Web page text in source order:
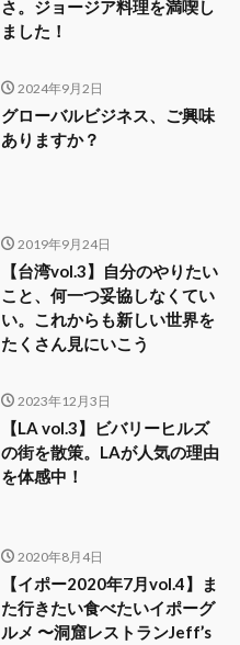
さ。ジョージア料理を満喫し
ました！
2024年9月2日
グローバルビジネス、ご興味
ありますか？
2019年9月24日
【台湾vol.3】自分のやりたい
こと、何一つ妥協しなくてい
い。これからも新しい世界を
たくさん見にいこう
2023年12月3日
【LA vol.3】ビバリーヒルズ
の街を散策。LAが人気の理由
を体感中！
2020年8月4日
【イポー2020年7月vol.4】ま
た行きたい食べたいイポーグ
ルメ 〜洞窟レストランJeff’s